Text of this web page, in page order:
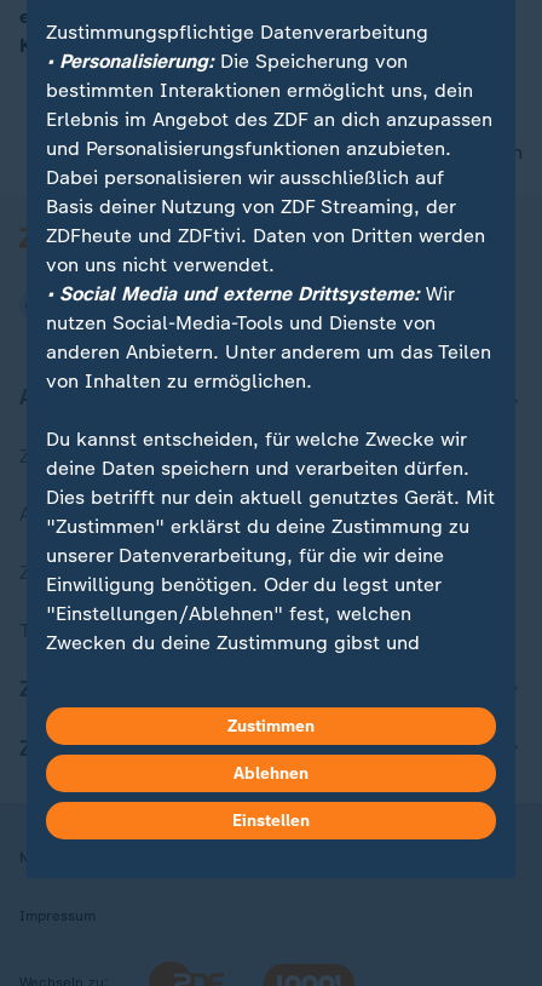
erklärt, die starken Winde werden das Wasser an die
Küste drücken, und es kann in kürzester Zeit steigen.
nach oben
Zuletzt veröffentlicht
Aktuelle Sendungs-Videos
ZDFheute Stories
Themen im Überblick
ZDFheute Apps
Nutzungsbedingungen
Impressum
Wechseln zu:
Zustimmungspflichtige Datenverarbeitung
• Personalisierung:Die Speicherung von
bestimmten Interaktionen ermöglicht uns, dein
Erlebnis im Angebot des ZDF an dich anzupassen
und Personalisierungsfunktionen anzubieten.
Dabei personalisieren wir ausschließlich auf
Basis deiner Nutzung von ZDF Streaming, der
ZDFheute und ZDFtivi. Daten von Dritten werden
von uns nicht verwendet.
• Social Media und externe Drittsysteme:Wir
nutzen Social-Media-Tools und Dienste von
anderen Anbietern. Unter anderem um das Teilen
von Inhalten zu ermöglichen.
Du kannst entscheiden, für welche Zwecke wir
deine Daten speichern und verarbeiten dürfen.
Dies betrifft nur dein aktuell genutztes Gerät. Mit
"Zustimmen" erklärst du deine Zustimmung zu
unserer Datenverarbeitung, für die wir deine
Einwilligung benötigen. Oder du legst unter
"Einstellungen/Ablehnen" fest, welchen
Zwecken du deine Zustimmung gibst und
in deinen Einstellungen widerrufen oder ändern.
Hier findest du das Impressum.
Weitere Informationen findest du in unserer
Datenschutzerklärung.
Zustimmen
Ablehnen
Einstellen